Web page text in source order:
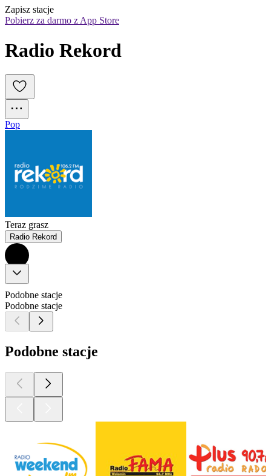
Zapisz stacje
Pobierz za darmo z App Store
Radio Rekord
Pop
Teraz grasz
Radio Rekord
Podobne stacje
Podobne stacje
Podobne stacje